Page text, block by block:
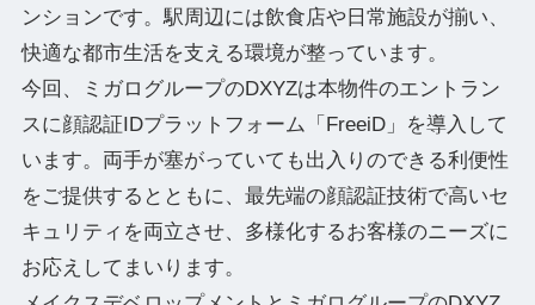
ンションです。駅周辺には飲食店や日常施設が揃い、
快適な都市生活を支える環境が整っています。
今回、ミガログループのDXYZは本物件のエントラン
スに顔認証IDプラットフォーム「FreeiD」を導入して
います。両手が塞がっていても出入りのできる利便性
をご提供するとともに、最先端の顔認証技術で高いセ
キュリティを両立させ、多様化するお客様のニーズに
お応えしてまいります。